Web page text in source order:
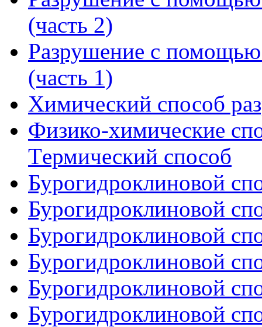
(часть 2)
Разрушение с помощью
(часть 1)
Химический способ
Физико-химические
Tермический способ
Бурогидроклиновой
Бурогидроклиновой
Бурогидроклиновой
Бурогидроклиновой
Бурогидроклиновой
Бурогидроклиновой